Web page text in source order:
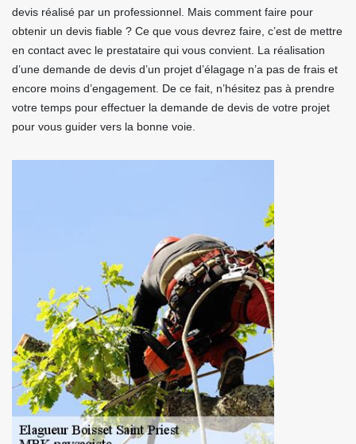
devis réalisé par un professionnel. Mais comment faire pour
obtenir un devis fiable ? Ce que vous devrez faire, c’est de mettre
en contact avec le prestataire qui vous convient. La réalisation
d’une demande de devis d’un projet d’élagage n’a pas de frais et
encore moins d’engagement. De ce fait, n’hésitez pas à prendre
votre temps pour effectuer la demande de devis de votre projet
pour vous guider vers la bonne voie.